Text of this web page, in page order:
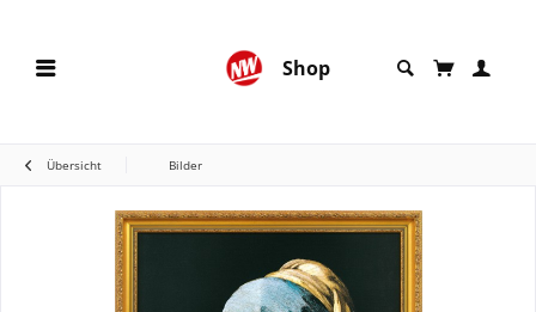
Shop
Übersicht Bilder